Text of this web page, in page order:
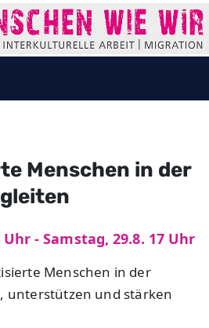
Menschen in der
- Samstag, 29.8. 17 Uhr
Menschen in der
unterstützen und stärken